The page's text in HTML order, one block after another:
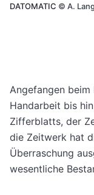
DATOMATIC © A.
Angefangen
Handarbeit bis
Zifferblatts, der
die Zeitwerk hat
Überraschung
wesentliche